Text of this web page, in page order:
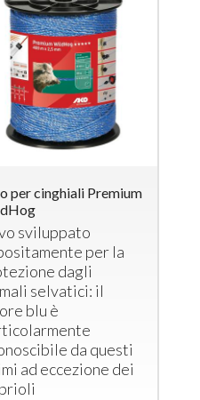
per cinghiali Premium
sviluppato
per la
dagli
selvatici: il
blu è
da questi
ad eccezione dei